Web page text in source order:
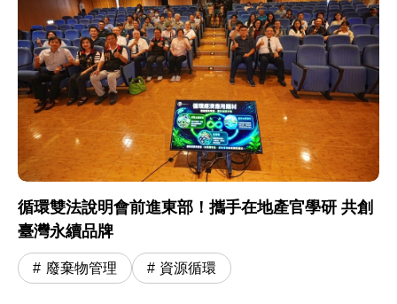
循環雙法說明會前進東部！攜手在地產官學研 共創
臺灣永續品牌
廢棄物管理 資源循環